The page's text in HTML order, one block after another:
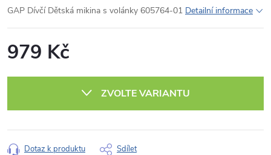
GAP Dívčí Dětská mikina s volánky 605764-01 Detailní informace
979 Kč
ZVOLTE VARIANTU
Dotaz k produktu Sdílet